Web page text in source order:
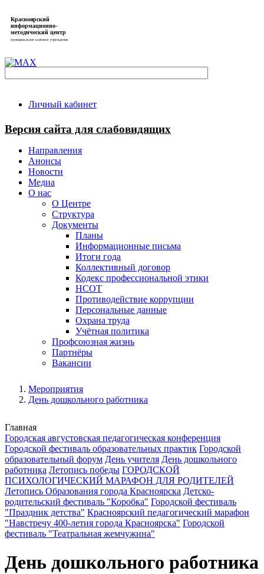
Красноярский
информационно-
методический центр
муниципальное казённое учреждение
Личный кабинет
Версия сайта для слабовидящих
Направления
Анонсы
Новости
Медиа
О нас
О Центре
Структура
Документы
Планы
Информационные письма
Итоги года
Коллективный договор
Кодекс профессиональной этики
НСОТ
Противодействие коррупции
Персональные данные
Охрана труда
Учётная политика
Профсоюзная жизнь
Партнёры
Вакансии
Мероприятия
День дошкольного работника
Главная
Городская августовская педагогическая конференция
Городской фестиваль образовательных практик Городской
образовательный форум День учителя День дошкольного
работника Летопись победы ГОРОДСКОЙ
ПСИХОЛОГИЧЕСКИЙ МАРАФОН ДЛЯ РОДИТЕЛЕЙ
Летопись Образования города Красноярска Детско-
родительский фестиваль "Коробка" Городской фестиваль
"Праздник детства" Красноярский педагогический марафон
"Навстречу 400-летия города Красноярска" Городской
фестиваль "Театральная жемчужина"
День дошкольного работника